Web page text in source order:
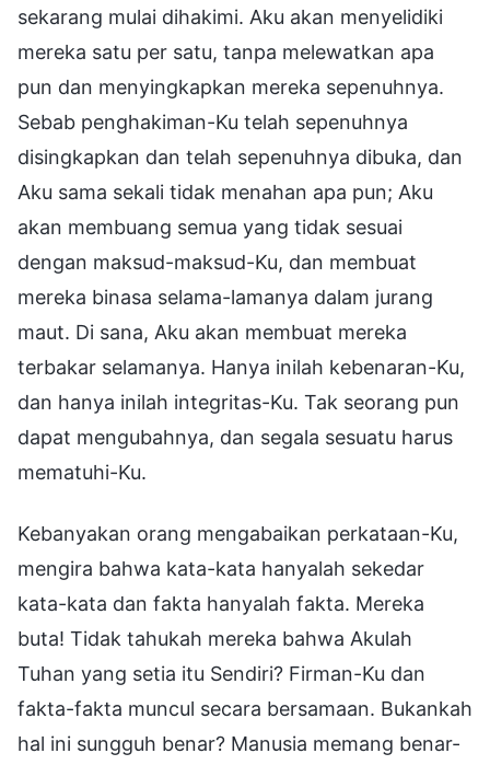
sekarang mulai dihakimi. Aku akan menyelidiki
mereka satu per satu, tanpa melewatkan apa
pun dan menyingkapkan mereka sepenuhnya.
Sebab penghakiman-Ku telah sepenuhnya
disingkapkan dan telah sepenuhnya dibuka, dan
Aku sama sekali tidak menahan apa pun; Aku
akan membuang semua yang tidak sesuai
dengan maksud-maksud-Ku, dan membuat
mereka binasa selama-lamanya dalam jurang
maut. Di sana, Aku akan membuat mereka
terbakar selamanya. Hanya inilah kebenaran-Ku,
dan hanya inilah integritas-Ku. Tak seorang pun
dapat mengubahnya, dan segala sesuatu harus
mematuhi-Ku.
Kebanyakan orang mengabaikan perkataan-Ku,
mengira bahwa kata-kata hanyalah sekedar
kata-kata dan fakta hanyalah fakta. Mereka
buta! Tidak tahukah mereka bahwa Akulah
Tuhan yang setia itu Sendiri? Firman-Ku dan
fakta-fakta muncul secara bersamaan. Bukankah
hal ini sungguh benar? Manusia memang benar-